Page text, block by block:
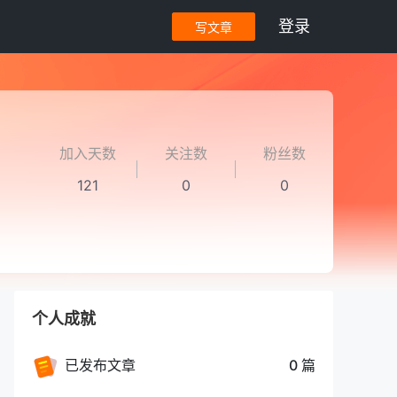
写文章 登录
加入天数
121
关注数
0
粉丝数
0
个人成就
已发布文章 0 篇